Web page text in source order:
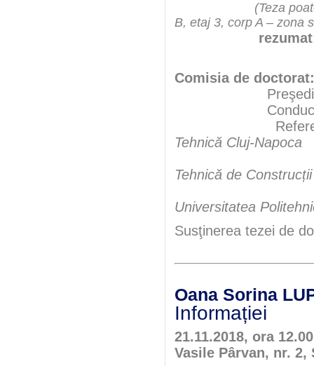
(Teza
B, etaj 3, corp A – zona
rezumat
Comisia de doctorat:
Conducător
Tehnică Cluj-Napoca
Tehnică de
Universitatea
Susţinerea tezei de
Oana Sorina
Informației
21.11.2018, ora
Vasile Pârvan, nr. 2,